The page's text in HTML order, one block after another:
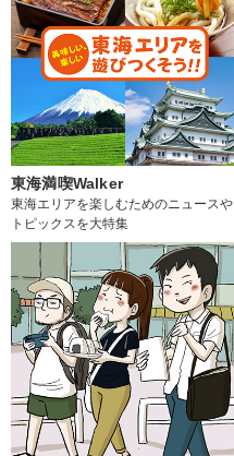
東海満喫Walker
東海エリアを楽しむためのニュースや
トピックスを大特集